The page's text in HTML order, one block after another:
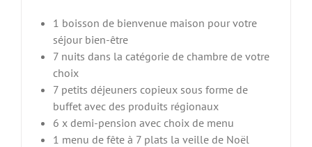
1 boisson de bienvenue maison pour votre
séjour bien-être
7 nuits dans la catégorie de chambre de votre
choix
7 petits déjeuners copieux sous forme de
buffet avec des produits régionaux
6 x demi-pension avec choix de menu
1 menu de fête à 7 plats la veille de Noël